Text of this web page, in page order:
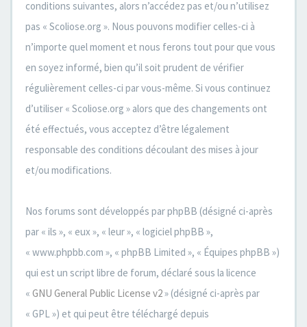
conditions suivantes, alors n’accédez pas et/ou n’utilisez
pas « Scoliose.org ». Nous pouvons modifier celles-ci à
n’importe quel moment et nous ferons tout pour que vous
en soyez informé, bien qu’il soit prudent de vérifier
régulièrement celles-ci par vous-même. Si vous continuez
d’utiliser « Scoliose.org » alors que des changements ont
été effectués, vous acceptez d’être légalement
responsable des conditions découlant des mises à jour
et/ou modifications.
Nos forums sont développés par phpBB (désigné ci-après
par « ils », « eux », « leur », « logiciel phpBB »,
« www.phpbb.com », « phpBB Limited », « Équipes phpBB »)
qui est un script libre de forum, déclaré sous la licence
« GNU General Public License v2» (désigné ci-après par
« GPL ») et qui peut être téléchargé depuis